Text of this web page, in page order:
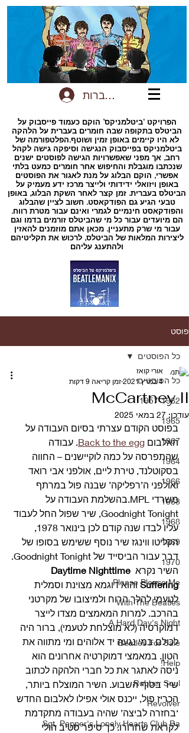
להתחברות
הפרויקט ‘ביטלמניקס’ הוקם כעמוד פייסבוק על
הביטלס בתקופה שבה חומרים בעברית על הלהקה
לא היו קיימים באופן זמין ושוטף.הפלטפורמה של
ביטלמניקס בפייסבוק הנגישה וסיפקה גישה לקהל
רחב, אך מפני שאפשרויות הגישה לפוסטים ישנים
שנכתבו מוגבלת והחיפוש אחר חומרים כמעט בלתי
אפשרי, הוקם הבלוג על מנת לאגור את הפוסטים
באופן ויזואלי ידידותי ולייצר מרכז ידע מעמיק על
הביטלס בעברית. זמן קצר לאחר השקת הבלוג, באופן
טבעי הגיע גם הפודקאסט. חשוב לציין שהבלוג
והפודקאסט חינמיים לגמרי ואינם עבור מטרת רווח.
הם מיועדים עבור כל מי שהביטלס זורמים בדמו וגם
עבור מי שרק מתעניין. מכאן אתם מוזמנים להאזין
ליצירות המלאות של הביטלס, לרכוש את תקליטיהם
ולהתענג עליהם
פוסט
כל הפוסטים
1957-1962
1965
1967
1964
1966
1963
1968
1969
1970
Please Please Me
With The Beatles
A Hard Day's Night
Beatles For Sale
Help!
Rubber Soul
Revolver
Sgt. Pepper's Lonely Hearts Club Ba
כל הפוסטים
McCartney II
אורי קואז
4 במרץ 2021
זמן קריאה 9 דקות
עודכן: 27 במאי 2025
בפוסט הקודם עצרתי בסיום העבודה על
האלבום Back to the egg. עבודה
שהתפרסה על כמה לוקיישנים – החווה
בסקוטלנד, טירת ליים, אולפני אבי רואד
ואולפני ה’רפליקה’ שבנה פול במרתף
משרדי MPL.בהשלמת העבודה על
Goodnight Tonight, שיר שפול החל לעבוד
עליו לבדו שנה קודם לכן בינואר 1978,
הקליטו ווינגז שיר נוסף ששימש בסופו של
דבר עבור הביסייד של Goodnight Tonight.
השיר נקרא Daytime Nighttime
Suffering והוא דוגמא מצוינת וסמלית
לטעמי להלך הרוח ולמיצובו של מקרטני
בהרכב. למרות המאמצים מצדו לייצר
דמוקרטיה (לא מוצלחת לטעמי), ברור היה
לכולם במי נגעה יד אלוהים ומי מתווה את
הטון. במאמצי דמוקרטיה אחרונים הוא
ניסה לאתגר את כל חברי הלהקה לכתוב
שיר בסוף השבוע. השיר המוצלח ביותר,
הכריז פול, ייכנס אולי אפילו לאלבום החדש
‘בחזרה לביצה’ שהיה בעבודה מתקדמת
לקראת שחרורו. כך סיפר סטיב הולי